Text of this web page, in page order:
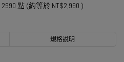
2990 點 (約等於 NT$2,990 )
規格說明